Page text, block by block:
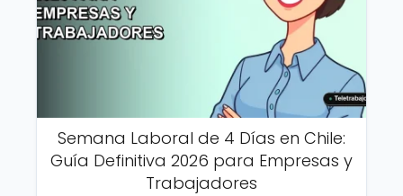
Semana Laboral de 4 Días en Chile:
Guía Definitiva 2026 para Empresas y
Trabajadores